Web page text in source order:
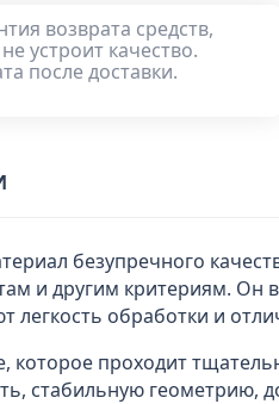
возврата средств,
устроит качество.
после доставки.
безупречного
и другим критериям. Он
обработки и
которое проходит
стабильную геометрию,